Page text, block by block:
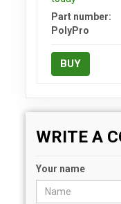
Part number:
PolyPro
BUY
WRITE A
Your name